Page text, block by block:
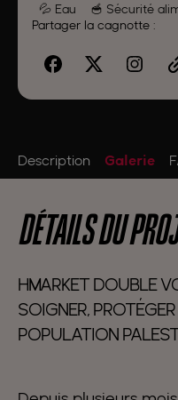
💦 Eau
🥣 Sécurité
Partager la cagnotte :
Description Galerie
DÉTAILS DU
HMARKET DOUBLE
SOIGNER,
POPULATION